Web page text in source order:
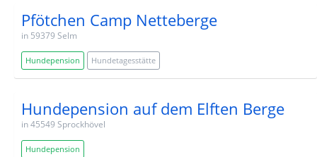
Pfötchen Camp Netteberge
in 59379 Selm
Hundepension Hundetagesstätte
Hundepension auf dem Elften Berge
in 45549 Sprockhövel
Hundepension